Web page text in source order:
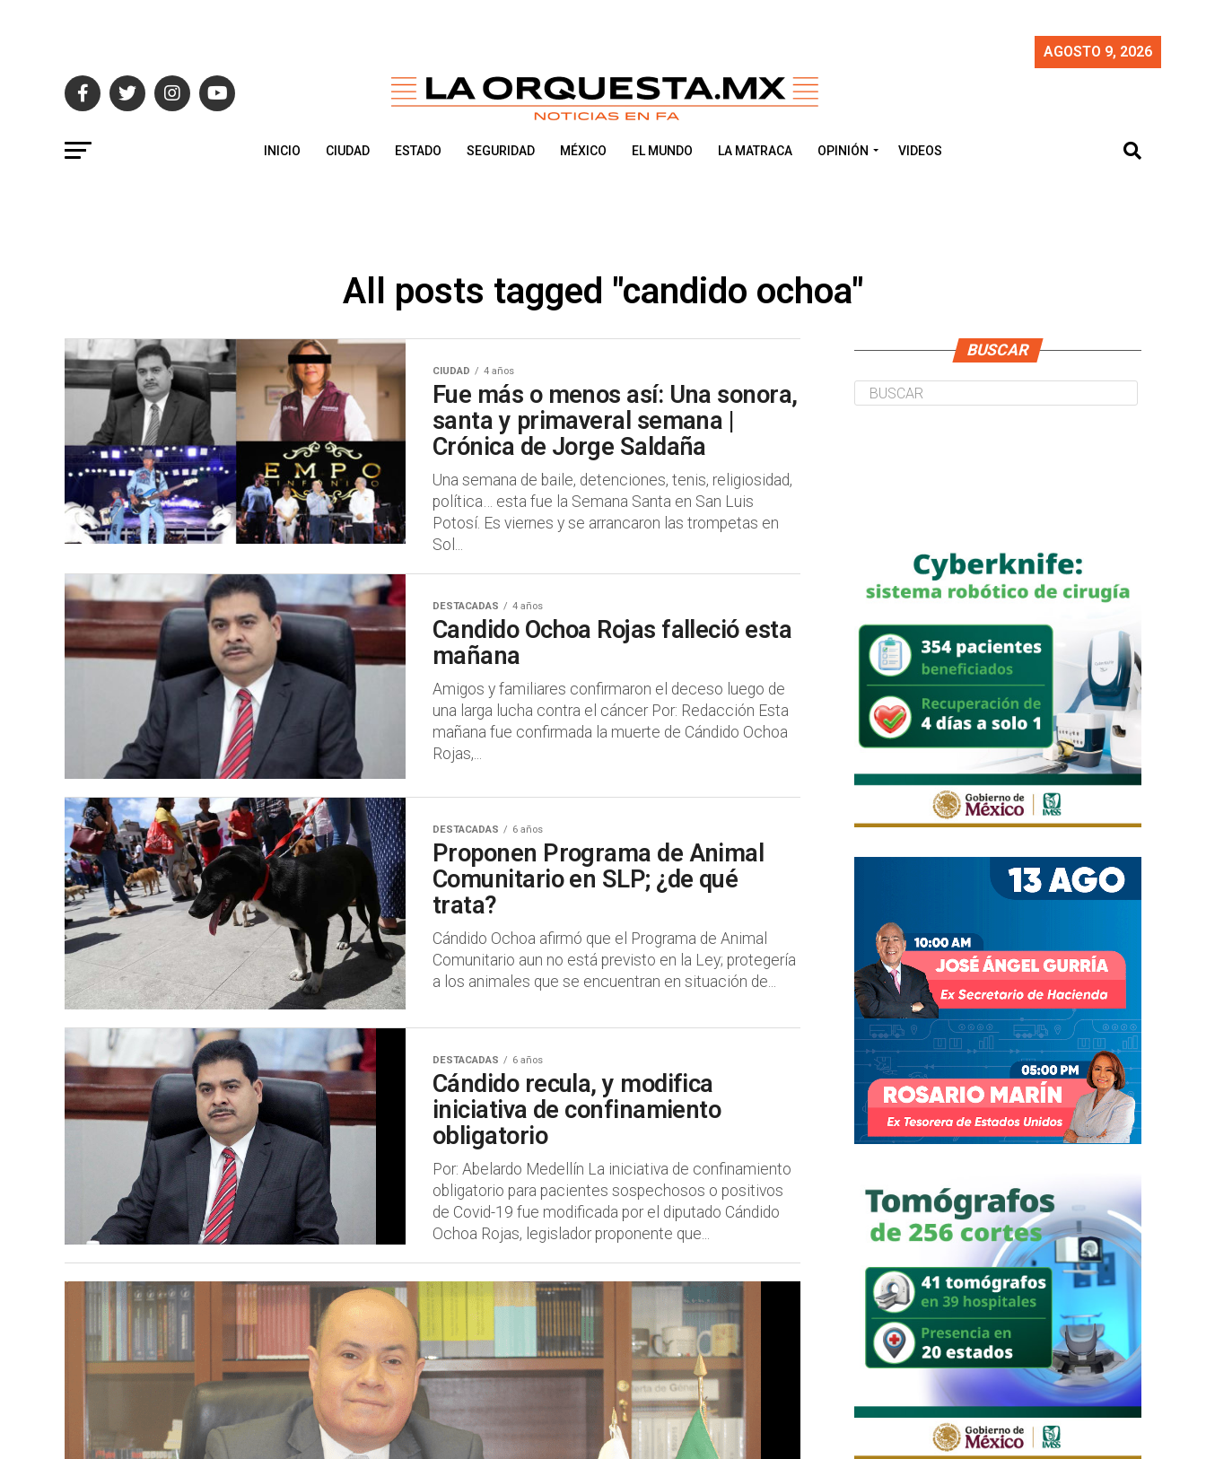
AGOSTO 9, 2026
INICIO CIUDAD ESTADO SEGURIDAD MÉXICO EL MUNDO LA MATRACA OPINIÓN VIDEOS
All posts tagged "candido ochoa"
CIUDAD 4 años
Fue más o menos así: Una sonora,
santa y primaveral semana |
Crónica de Jorge Saldaña
Una semana de baile, detenciones, tenis, religiosidad,
política… esta fue la Semana Santa en San Luis
Potosí. Es viernes y se arrancaron las trompetas en
Sol...
DESTACADAS 4 años
Candido Ochoa Rojas falleció esta
mañana
Amigos y familiares confirmaron el deceso luego de
una larga lucha contra el cáncer Por: Redacción Esta
mañana fue confirmada la muerte de Cándido Ochoa
Rojas,...
DESTACADAS 6 años
Proponen Programa de Animal
Comunitario en SLP; ¿de qué
trata?
Cándido Ochoa afirmó que el Programa de Animal
Comunitario aun no está previsto en la Ley; protegería
a los animales que se encuentran en situación de...
DESTACADAS 6 años
Cándido recula, y modifica
iniciativa de confinamiento
obligatorio
Por: Abelardo Medellín La iniciativa de confinamiento
obligatorio para pacientes sospechosos o positivos
de Covid-19 fue modificada por el diputado Cándido
Ochoa Rojas, legislador proponente que...
BUSCAR